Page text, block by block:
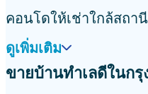
คอนโดให้เช่าใกล้สถ
ดูเพิ่มเติม
ขายบ้านทำเลดีในกรุ